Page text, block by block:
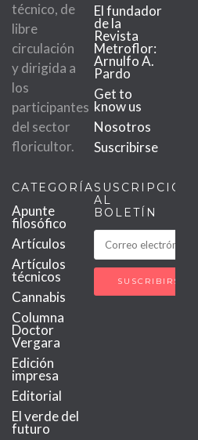
técnico, de
libre
circulación
y dirigida a
los
participantes
del sector
floricultor.
El fundador
de la
Revista
Metroflor:
Arnulfo A.
Pardo
Get to
know us
Nosotros
Suscribirse
CATEGORÍAS
Apunte
filosófico
Artículos
Artículos
técnicos
Cannabis
Columna
Doctor
Vergara
Edición
impresa
Editorial
El verde del
futuro
SUSCRIPCIÓN
AL
BOLETÍN